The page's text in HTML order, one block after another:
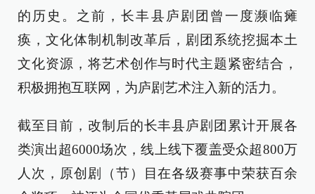
的历史。之前，长丰县庐剧团曾一度濒临瘫
痪，文化体制机制改革后，剧团系统挖掘本土
文化资源，将艺术创作与时代主题紧密结合，
积极拥抱互联网，为庐剧艺术注入新的活力。
截至目前，改制后的长丰县庐剧团累计开展各
类演出超6000场次，线上线下覆盖受众超800万
人次，原创剧（节）目在各级赛事中荣获百余